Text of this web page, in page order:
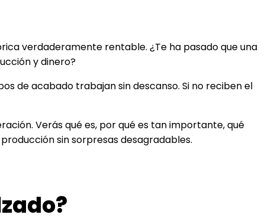
verdaderamente rentable. ¿Te ha pasado que una
y dinero?
de acabado trabajan sin descanso. Si no reciben el
Verás qué es, por qué es tan importante, qué
sin sorpresas desagradables.